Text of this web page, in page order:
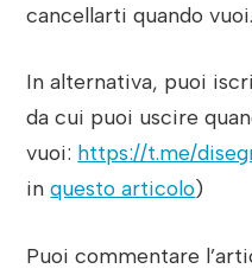
cancellarti quando vuoi.
In alternativa, puoi
da cui puoi uscire
vuoi: https://t.me/
inquesto articolo)
Puoi commentare